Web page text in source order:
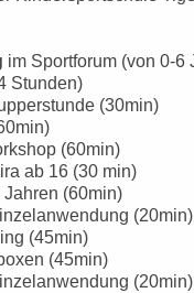
im Sportforum (von 0-6
Stunden)
(30min)
(60min)
ab 16 (30 min)
(60min)
(20min)
(45min)
(45min)
(20min)